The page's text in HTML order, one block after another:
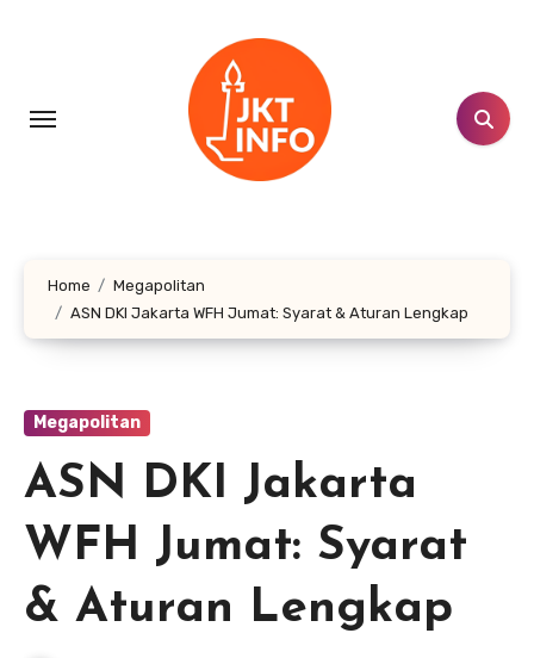
Home
Megapolitan
ASN DKI Jakarta WFH Jumat: Syarat & Aturan Lengkap
Megapolitan
ASN DKI Jakarta
WFH Jumat: Syarat
& Aturan Lengkap